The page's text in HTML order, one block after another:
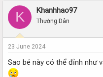
K Khanhhao97
Thường Dân
23 June 2024
Sao bé này có thể đỉnh như